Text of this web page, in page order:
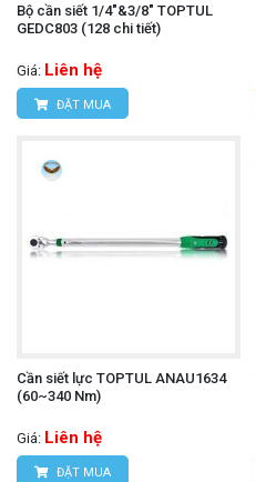
Bộ cần siết 1/4"&3/8" TOPTUL
GEDC803 (128 chi tiết)
Giá: Liên hệ
ĐẶT MUA
Cần siết lực TOPTUL ANAU1634
(60~340 Nm)
Giá: Liên hệ
ĐẶT MUA